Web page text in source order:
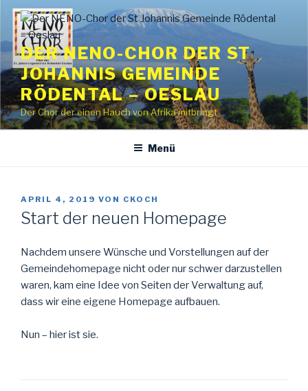
Zum
Inhalt
springen
DER NENO-CHOR DER ST
JOHANNIS GEMEINDE
RÖDENTAL – OESLAU
Der Chor der einen Hauch von Afrika mitbringt
Menü
VERÖFFENTLICHT
AM
APRIL 4, 2019 VON CKOCH
Start der neuen Homepage
Nachdem unsere Wünsche und Vorstellungen auf der
Gemeindehomepage nicht oder nur schwer darzustellen
waren, kam eine Idee von Seiten der Verwaltung auf,
dass wir eine eigene Homepage aufbauen.
Nun – hier ist sie.